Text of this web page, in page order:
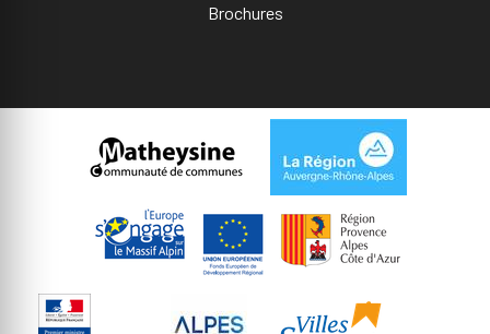
Brochures